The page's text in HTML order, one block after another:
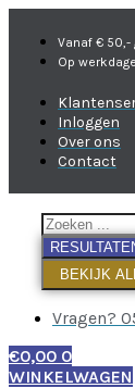
Vanaf € 50,-
Op
Inloggen
Over ons
Contact
BEKIJK
Vragen?
€0,00 0
WINKELWAGEN